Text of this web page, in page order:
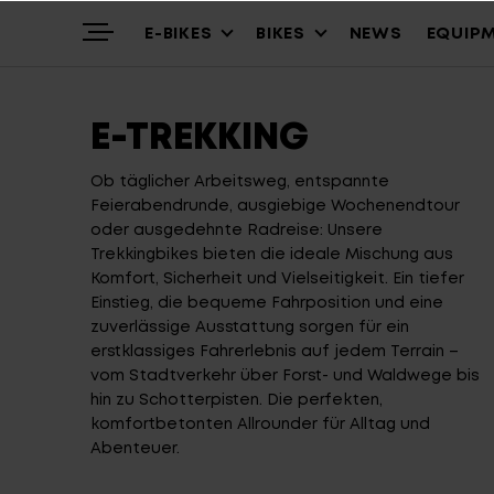
Highlights
Über uns
Service
Stories
E-BIKES
Mountain
Trekking
Gravel & Commute
Cargo & City
BIKES
Mountainbikes
Cross – Urban
Youth & Kids
Alle Modelle
NEWS
E-TREKKING
Ob täglicher Arbeitsweg, entspannte
Feierabendrunde, ausgiebige Wochenendtour
oder ausgedehnte Radreise: Unsere
Trekkingbikes bieten die ideale Mischung aus
Komfort, Sicherheit und Vielseitigkeit. Ein tiefer
Einstieg, die bequeme Fahrposition und eine
zuverlässige Ausstattung sorgen für ein
erstklassiges Fahrerlebnis auf jedem Terrain –
vom Stadtverkehr über Forst- und Waldwege bis
hin zu Schotterpisten. Die perfekten,
komfortbetonten Allrounder für Alltag und
Abenteuer.